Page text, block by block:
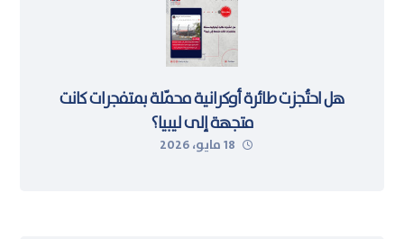
هل احتُجزت طائرة أوكرانية محمّلة بمتفجرات كانت
متجهة إلى ليبيا؟
18 مايو، 2026